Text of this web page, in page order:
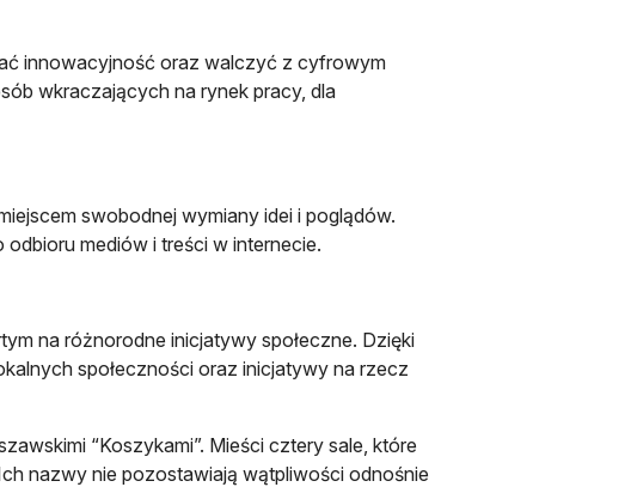
innowacyjność oraz walczyć z cyfrowym
wkraczających na rynek pracy, dla
swobodnej wymiany idei i poglądów.
odbioru mediów i treści w internecie.
na różnorodne inicjatywy społeczne. Dzięki
społeczności oraz inicjatywy na rzecz
“Koszykami”. Mieści cztery sale, które
nazwy nie pozostawiają wątpliwości odnośnie